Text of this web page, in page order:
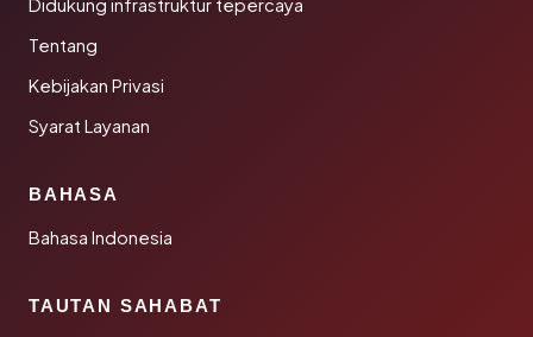
Didukung infrastruktur tepercaya
Tentang
Kebijakan Privasi
Syarat Layanan
BAHASA
Bahasa Indonesia
TAUTAN SAHABAT